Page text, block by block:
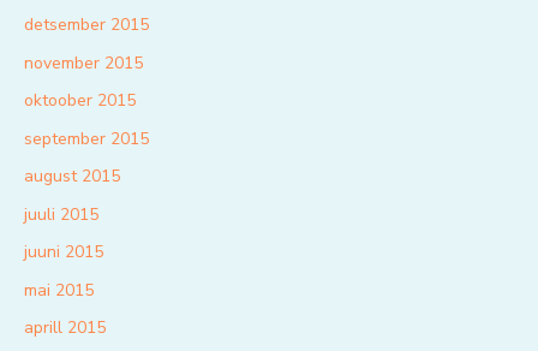
detsember 2015
november 2015
oktoober 2015
september 2015
august 2015
juuli 2015
juuni 2015
mai 2015
aprill 2015